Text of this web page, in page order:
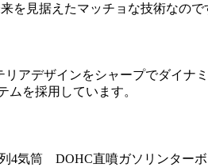
を見据えたマッチョな技術なので
アデザインをシャープでダイナ
ムを採用しています。
4気筒 DOHC直噴ガソリンタ